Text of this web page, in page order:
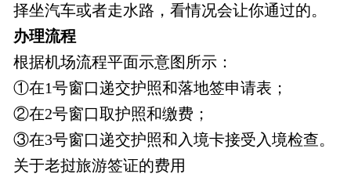
择坐汽车或者走水路，看情况会让你通过的。
办理流程
根据机场流程平面示意图所示：
①在1号窗口递交护照和落地签申请表；
②在2号窗口取护照和缴费；
③在3号窗口递交护照和入境卡接受入境检查。
关于老挝旅游签证的费用